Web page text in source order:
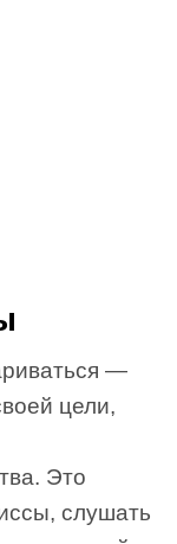
—
цели,
Это
слушать